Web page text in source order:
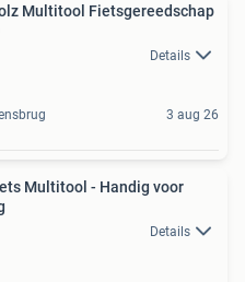
Multitool Fietsgereedschap
Details
3 aug 26
Multitool - Handig voor
Details